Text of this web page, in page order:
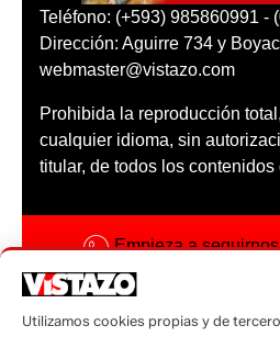
Teléfono: (+593) 985860991 -
Dirección: Aguirre 734 y
webmaster@vistazo.com
Prohibida la reproducción
cualquier idioma, sin
titular, de todos los contenidos
Empieza a
Código ética
Utilizamos cookies propias y de